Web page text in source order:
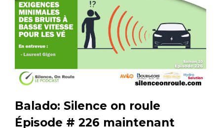
Balado: Silence on roule
Épisode # 226 maintenant